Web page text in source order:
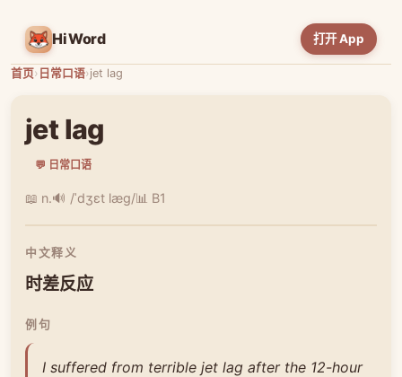
HiWord 打开 App
首页› 日常口语›jet lag
jet lag
💬 日常口语
📖 n.🔊 /ˈdʒɛt læɡ/📊 B1
中文释义
时差反应
例句
I suffered from terrible jet lag after the 12-hour